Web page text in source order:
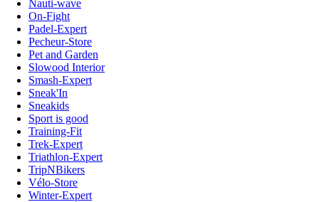
Nauti-wave
On-Fight
Padel-Expert
Pecheur-Store
Pet and Garden
Slowood Interior
Smash-Expert
Sneak'In
Sneakids
Sport is good
Training-Fit
Trek-Expert
Triathlon-Expert
TripNBikers
Vélo-Store
Winter-Expert